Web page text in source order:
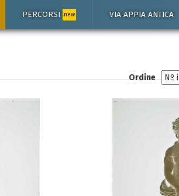
PERCORSI new VIA APPIA ANTICA
Ordine